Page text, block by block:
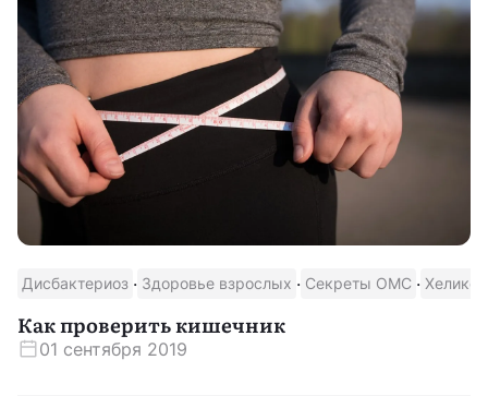
Дисбактериоз · Здоровье взрослых · Секреты ОМС ·
Как проверить кишечник
01 сентября 2019